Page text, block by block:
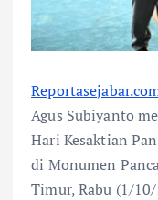
Agus Subiyanto
Hari Kesaktian
di Monumen
Timur, Rabu (1/